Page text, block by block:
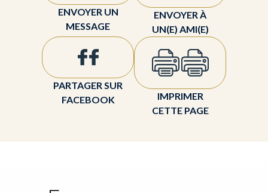
ENVOYER UN
MESSAGE
ENVOYER À
UN(E) AMI(E)
PARTAGER SUR
FACEBOOK
IMPRIMER
CETTE PAGE